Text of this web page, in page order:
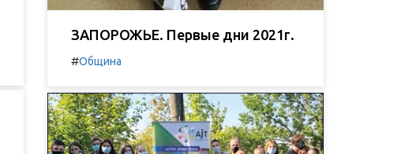
ЗАПОРОЖЬЕ. Первые дни 2021г.
#Община